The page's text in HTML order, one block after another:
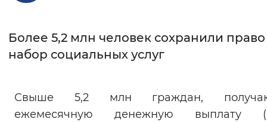
Нормальный Увеличенный
Более 5,2 млн человек сохранили
набор социальных услуг
Свыше 5,2 млн граждан,
ежемесячную денежную выплату